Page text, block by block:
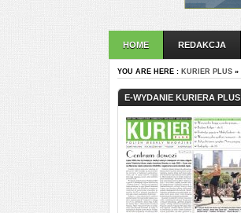
HOME REDAKCJA
YOU ARE HERE : KURIER PLUS »
E-WYDANIE KURIERA PLUS